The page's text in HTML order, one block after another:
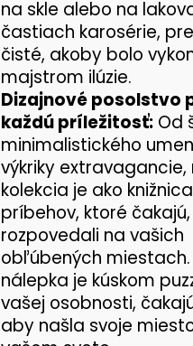
na skle alebo na
častiach karosérie,
čisté, akoby bolo
majstrom ilúzie.
Dizajnové posolstvo
každú príležitosť: Od
minimalistického
výkriky extravagancie,
kolekcia je ako
príbehov, ktoré
rozpovedali na vašich
obľúbených miestach.
nálepka je kúskom
vašej osobnosti,
aby našla svoje